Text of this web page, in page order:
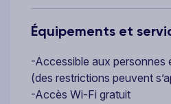
Équipements et
-Accessible aux personnes
(des restrictions peuvent
-Accès Wi-Fi gratuit